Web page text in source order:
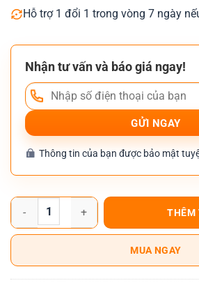
Hỗ trợ 1 đổi 1 trong vòng 7 ngày
Nhận tư vấn và báo giá ngay!
Thông tin của bạn được bảo mật
Máy Photocopy Màu Xerox VersaLink
THÊM
MUA NGAY